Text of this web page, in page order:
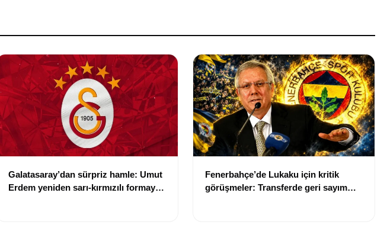
Galatasaray’dan sürpriz hamle: Umut
Erdem yeniden sarı-kırmızılı formayı
Fenerbahçe’de Lukaku için kritik
görüşmeler: Transferde geri sayım